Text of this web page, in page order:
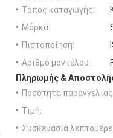
Τόπος καταγωγής:
Μάρκα:
Πιστοποίηση:
Αριθμό μοντέλου:
Πληρωμής &
Ποσότητα
Τιμή:
Συσκευασία